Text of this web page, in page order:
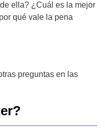
ella? ¿Cuál es la mejor
qué vale la pena
preguntas en las